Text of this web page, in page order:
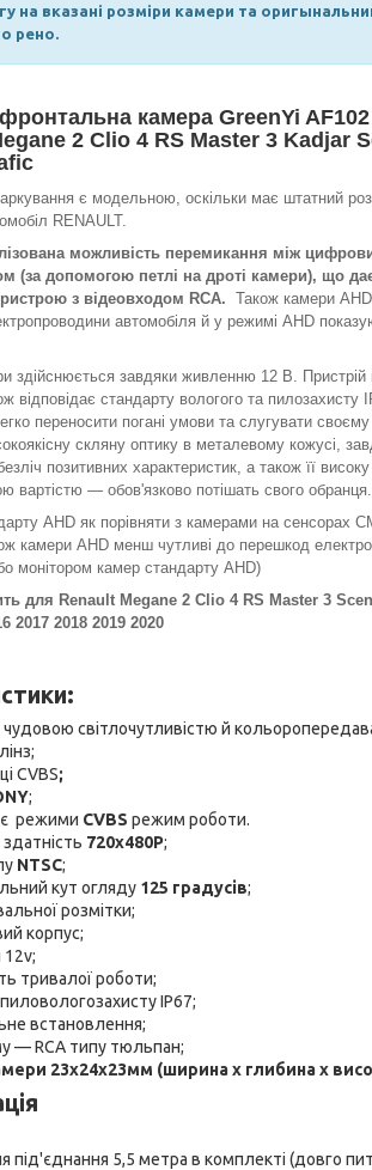
на вказані розміри камери та
рено.
камера GreenYi
2 Clio 4 RS Master 3 Kadjar
є модельною, оскільки має штатний
RENAULT.
можливість перемикання між
(за допомогою петлі на дроті камери), що
з відеовходом RCA. Також камери
автомобіля й у режимі AHD
здійснюється завдяки живленню 12 В.
відповідає стандарту вологого та
переносити погані умови та слугувати
скляну оптику в металевому кожусі,
позитивних характеристик, а також її високу
вартістю — обов'язково потішать свого обранця.
AHD як порівняти з камерами на сенсорах
камери AHD менш чутливі до перешкод
монітором камер стандарту AHD)
для Renault Megane 2 Clio 4 RS Master 3
2017 2018 2019 2020
світлочутливістю й
CVBS;
;
режими CVBS режим роботи.
720х480P;
NTSC;
кут огляду 125 градусів;
розмітки;
корпус;
тривалої роботи;
IP67;
встановлення;
— RCA типу тюльпан;
23х24х23мм (ширина х глибина х
під'єднання 5,5 метра в комплекті (довго